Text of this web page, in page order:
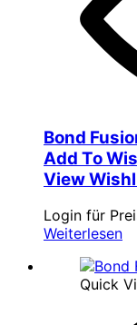
Bond
Add To
View
Login für
Weiterlesen
Quick